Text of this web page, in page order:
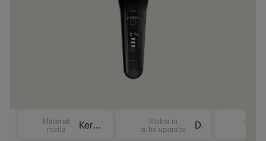
Material
rezila
Keramika
Mokra in
suha uporaba
Da